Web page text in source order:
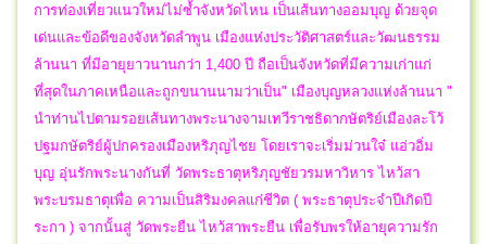
การท่องเที่ยวแนวใหม่ไม่ซ้ำจังหวัดไหน เป็นเส้นทางออมบุญ ด้วยจุด
เด่นและข้อดีของจังหวัดลำพูน เมืองแห่งประวัติศาสตร์และวัฒนธรรม
ล้านนา ที่มีอายุยาวนานกว่า 1,400 ปี ถือเป็นจังหวัดที่มีความเก่าแก่
ที่สุดในภาคเหนือและถูกขนานนามว่าเป็น" เมืองบุญหลวงแห่งล้านนา "
นำท่านไปตามรอยเส้นทางพระนางจามเทวีราชธิดากษัตริย์เมืองละโว้
ปฐมกษัตริย์ผู้ปกครองเมืองหริภุญไชย โดยเราจะเริ่มม่วนใจ๋ แอ่วอิ่ม
บุญ อุ่นรักพระนางกันที่ วัดพระธาตุหริภุญชัยวรมหาวิหาร ไหว้สา
พระบรมธาตุเพื่อ ความเป็นสิริมงคลแก่ชีวิต ( พระธาตุประจำปีเกิดปี
ระกา ) จากนั้นสู่ วัดพระยืน ไหว้สาพระยืน เพื่อรับพรให้อายุความรัก